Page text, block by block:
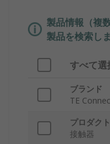
製品情報（複
製品を検索しま
すべて選
ブランド
TE
プロダク
接触器